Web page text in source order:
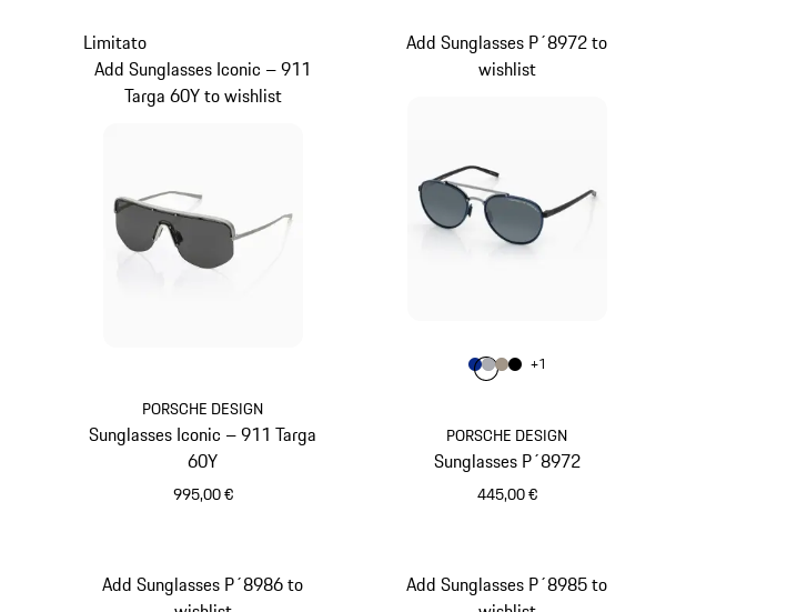
PORSCHE DESIGN
Sunglasses Iconic – 911 Targa
60Y
995,00 €
Limitato
Add Sunglasses Iconic – 911
Targa 60Y to wishlist
PORSCHE DESIGN
Sunglasses P´8972
445,00 €
Add Sunglasses P´8972 to
wishlist
Colore
ColoreBlu
Colore Grigio
Colore
Colore
+1
Add Sunglasses P´8986 to
Add Sunglasses P´8985 to